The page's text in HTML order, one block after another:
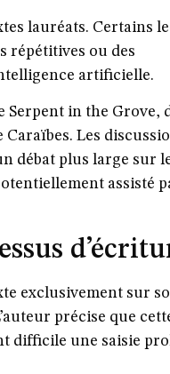
lauréats. Certains
répétitives ou des
artificielle.
Serpent in the Grove,
Les
débat plus large sur
assisté
exclusivement sur
précise que
difficile une saisie